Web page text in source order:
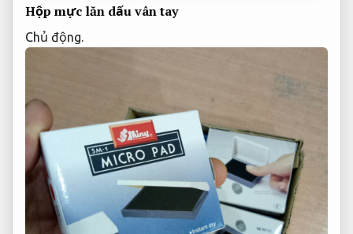
Hộp mực lăn dấu vân tay
Chủ động.